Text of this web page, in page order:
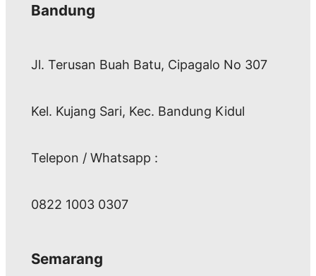
Bandung
Jl. Terusan Buah Batu, Cipagalo No 307
Kel. Kujang Sari, Kec. Bandung Kidul
Telepon / Whatsapp :
0822 1003 0307
Semarang